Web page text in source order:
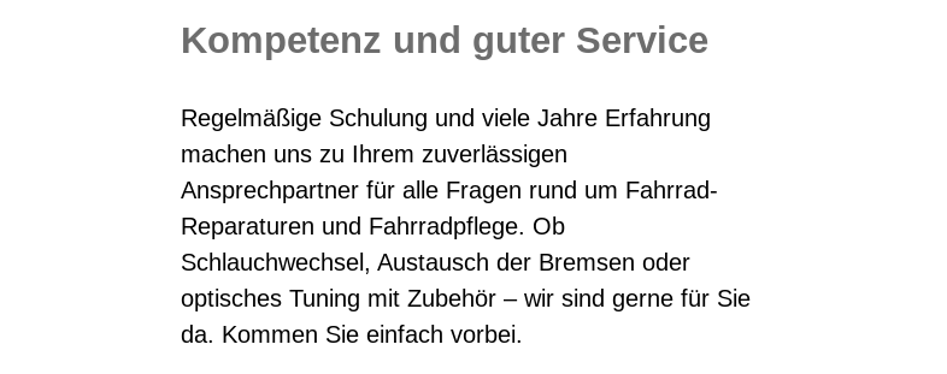
Kompetenz und guter Service
Regelmäßige Schulung und viele Jahre Erfahrung
machen uns zu Ihrem zuverlässigen
Ansprechpartner für alle Fragen rund um Fahrrad-
Reparaturen und Fahrradpflege. Ob
Schlauchwechsel, Austausch der Bremsen oder
optisches Tuning mit Zubehör – wir sind gerne für Sie
da. Kommen Sie einfach vorbei.